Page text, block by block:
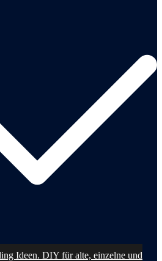
Ideen. DIY für alte, einzelne und